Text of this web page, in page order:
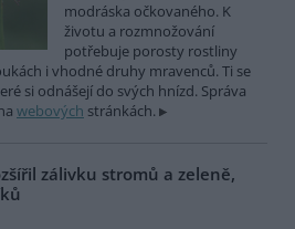
modráska očkovaného. K
životu a rozmnožování
potřebuje porosty rostliny
i vhodné druhy mravenců. Ti se
si odnášejí do svých hnízd. Správa
webových stránkách.
zálivku stromů a zeleně,